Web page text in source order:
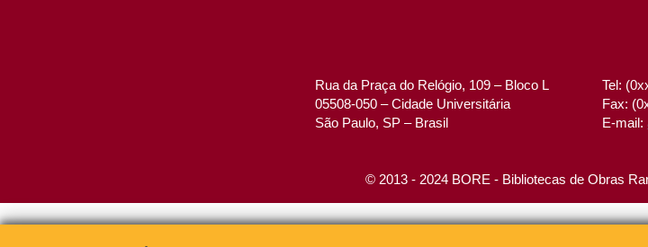
Rua da Praça do Relógio, 109 – Bloco L
05508-050 – Cidade Universitária
São Paulo, SP – Brasil
Tel:
Fax:
E-mail:
© 2013 - 2024 BORE - Bibliotecas de Obras